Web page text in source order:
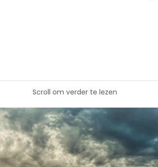
Scroll om verder te lezen